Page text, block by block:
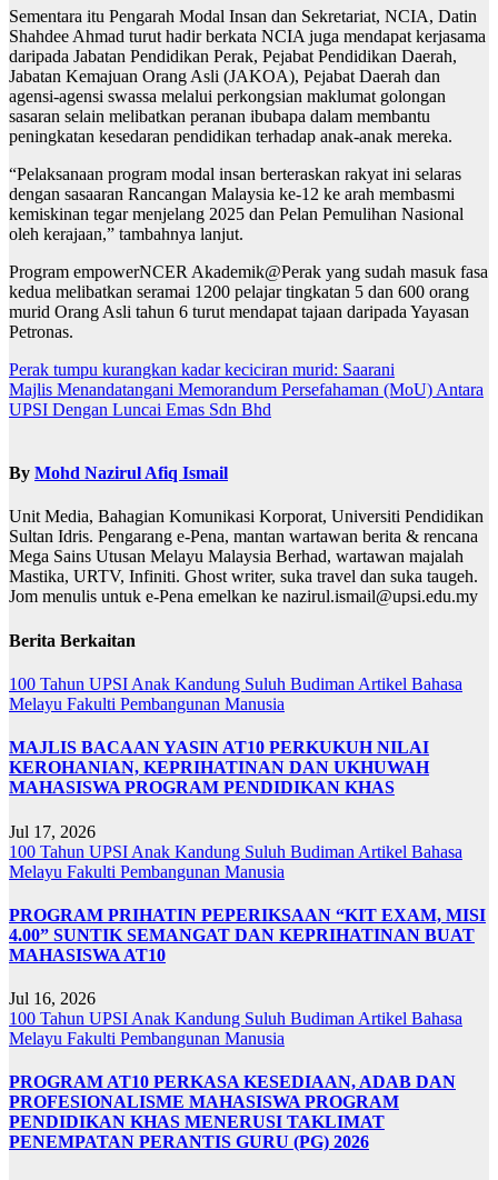
Sementara itu Pengarah Modal Insan dan Sekretariat, NCIA, Datin
Shahdee Ahmad turut hadir berkata NCIA juga mendapat kerjasama
daripada Jabatan Pendidikan Perak, Pejabat Pendidikan Daerah,
Jabatan Kemajuan Orang Asli (JAKOA), Pejabat Daerah dan
agensi-agensi swassa melalui perkongsian maklumat golongan
sasaran selain melibatkan peranan ibubapa dalam membantu
peningkatan kesedaran pendidikan terhadap anak-anak mereka.
“Pelaksanaan program modal insan berteraskan rakyat ini selaras
dengan sasaaran Rancangan Malaysia ke-12 ke arah membasmi
kemiskinan tegar menjelang 2025 dan Pelan Pemulihan Nasional
oleh kerajaan,” tambahnya lanjut.
Program empowerNCER Akademik@Perak yang sudah masuk fasa
kedua melibatkan seramai 1200 pelajar tingkatan 5 dan 600 orang
murid Orang Asli tahun 6 turut mendapat tajaan daripada Yayasan
Petronas.
Navigasi
kiriman
Perak tumpu kurangkan kadar keciciran murid: Saarani
Majlis Menandatangani Memorandum Persefahaman (MoU) Antara
UPSI Dengan Luncai Emas Sdn Bhd
By Mohd Nazirul Afiq Ismail
Unit Media, Bahagian Komunikasi Korporat, Universiti Pendidikan
Sultan Idris. Pengarang e-Pena, mantan wartawan berita & rencana
Mega Sains Utusan Melayu Malaysia Berhad, wartawan majalah
Mastika, URTV, Infiniti. Ghost writer, suka travel dan suka taugeh.
Jom menulis untuk e-Pena emelkan ke nazirul.ismail@upsi.edu.my
Berita Berkaitan
100 Tahun UPSI Anak Kandung Suluh Budiman Artikel Bahasa
Melayu Fakulti Pembangunan Manusia
MAJLIS BACAAN YASIN AT10 PERKUKUH NILAI
KEROHANIAN, KEPRIHATINAN DAN UKHUWAH
MAHASISWA PROGRAM PENDIDIKAN KHAS
Jul 17, 2026
100 Tahun UPSI Anak Kandung Suluh Budiman Artikel Bahasa
Melayu Fakulti Pembangunan Manusia
PROGRAM PRIHATIN PEPERIKSAAN “KIT EXAM, MISI
4.00” SUNTIK SEMANGAT DAN KEPRIHATINAN BUAT
MAHASISWA AT10
Jul 16, 2026
100 Tahun UPSI Anak Kandung Suluh Budiman Artikel Bahasa
Melayu Fakulti Pembangunan Manusia
PROGRAM AT10 PERKASA KESEDIAAN, ADAB DAN
PROFESIONALISME MAHASISWA PROGRAM
PENDIDIKAN KHAS MENERUSI TAKLIMAT
PENEMPATAN PERANTIS GURU (PG) 2026